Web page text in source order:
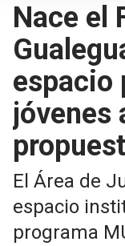
Nace el
espacio
jóvenes
El Área de
espacio
programa